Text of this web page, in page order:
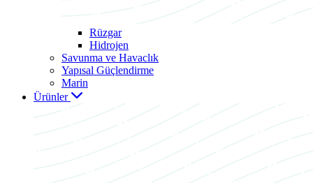
Rüzgar
Hidrojen
Savunma ve Havaclık
Yapısal Güçlendirme
Marin
Ürünler